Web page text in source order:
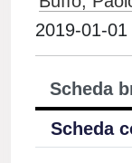
2019-01-01
Scheda
Scheda